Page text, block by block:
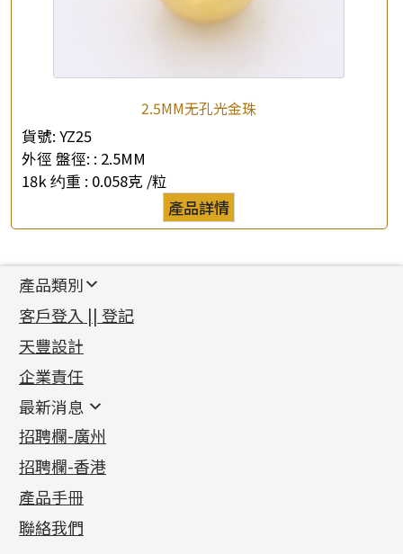
2.5MM无孔光金珠
貨號: YZ25
外徑 盤徑: : 2.5MM
18k 约重 : 0.058克 /粒
產品詳情
產品類別
新產品
足金系列
足金配件
機織鏈系列
珠仔鏈
镶口链
管狀網鏈
十字車花鏈系列
十字閃O鏈系列
十字錘打鏈系列
側身車花鏈系列
側身鏈系列
首飾配件
耳環類配件
卷迫系列
螺絲迫系列
梅花迫系列
平臺迫系列
綫拍系列
美拍系列
鏈類配件
動感車花吊墜
調節珠系列
生圈扣系列
龍蝦扣系列
鴨俐制系列
其他類配件
珠盤系列
袖口鈕系列
焊片及鐳射綫
空心車花管
珠類配件
無孔光身珠
空心光身珠
無孔批花珠
鑲口類
四爪頭系列
六爪頭系列
車花片
動感車花片
鑲口戒指
鑲口手鏈系列
首飾系列
手镯系列
戒指系列
空心耳環
空心车花管首饰链
空心手鐲系列
貴金屬原料
千足金
記憶金屬系列
記憶戒指
拉簧珠珠手鏈
記憶鈦手鐲
客戶登入 || 登記
天豐設計
企業責任
最新消息
最新消息
各項證書(2)
相片集(9)
展覽會資訊
最新產品資訊
招聘欄-廣州
招聘欄-香港
產品手冊
聯絡我們